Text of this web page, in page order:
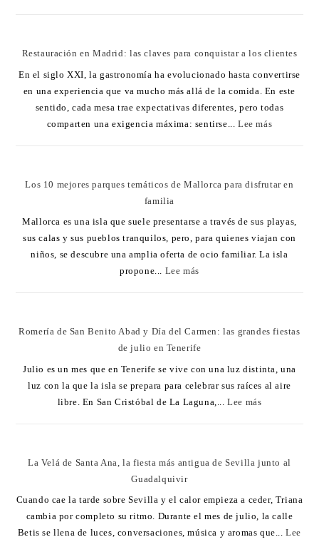
Restauración en Madrid: las claves para conquistar a los clientes
En el siglo XXI, la gastronomía ha evolucionado hasta convertirse
en una experiencia que va mucho más allá de la comida. En este
sentido, cada mesa trae expectativas diferentes, pero todas
comparten una exigencia máxima: sentirse...Lee más
Los 10 mejores parques temáticos de Mallorca para disfrutar en
familia
Mallorca es una isla que suele presentarse a través de sus playas,
sus calas y sus pueblos tranquilos, pero, para quienes viajan con
niños, se descubre una amplia oferta de ocio familiar. La isla
propone... Lee más
Romería de San Benito Abad y Día del Carmen: las grandes fiestas
de julio en Tenerife
Julio es un mes que en Tenerife se vive con una luz distinta, una
luz con la que la isla se prepara para celebrar sus raíces al aire
libre. En San Cristóbal de La Laguna,...Lee más
La Velá de Santa Ana, la fiesta más antigua de Sevilla junto al
Guadalquivir
Cuando cae la tarde sobre Sevilla y el calor empieza a ceder, Triana
cambia por completo su ritmo. Durante el mes de julio, la calle
Betis se llena de luces, conversaciones, música y aromas que...Lee